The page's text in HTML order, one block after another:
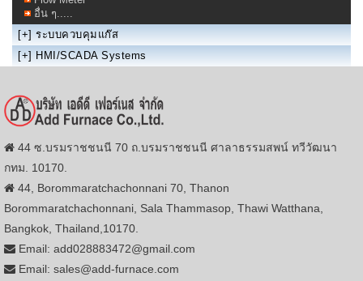
อื่น ๆ.....
[+] ระบบควบคุมแก๊ส
[+] HMI/SCADA Systems
44 ซ.บรมราชชนนี 70 ถ.บรมราชชนนี ศาลาธรรมสพน์ ทวีวัฒนา
กทม. 10170.
44, Borommaratchachonnani 70, Thanon
Borommaratchachonnani, Sala Thammasop, Thawi Watthana,
Bangkok, Thailand,10170.
Email: add028883472@gmail.com
Email: sales@add-furnace.com